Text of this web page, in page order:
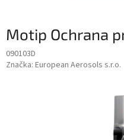
Motip Ochrana
090103D
Značka: European Aerosols s.r.o.